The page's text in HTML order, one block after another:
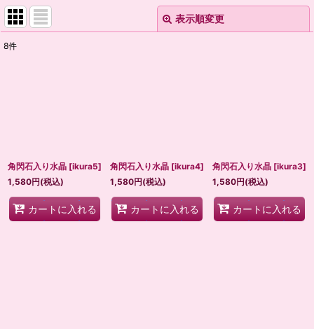
表示順変更
8件
角閃石入り水晶 [ikura5]
1,580円(税込)
カートに入れる
角閃石入り水晶 [ikura4]
1,580円(税込)
カートに入れる
角閃石入り水晶 [ikura3]
1,580円(税込)
カートに入れる